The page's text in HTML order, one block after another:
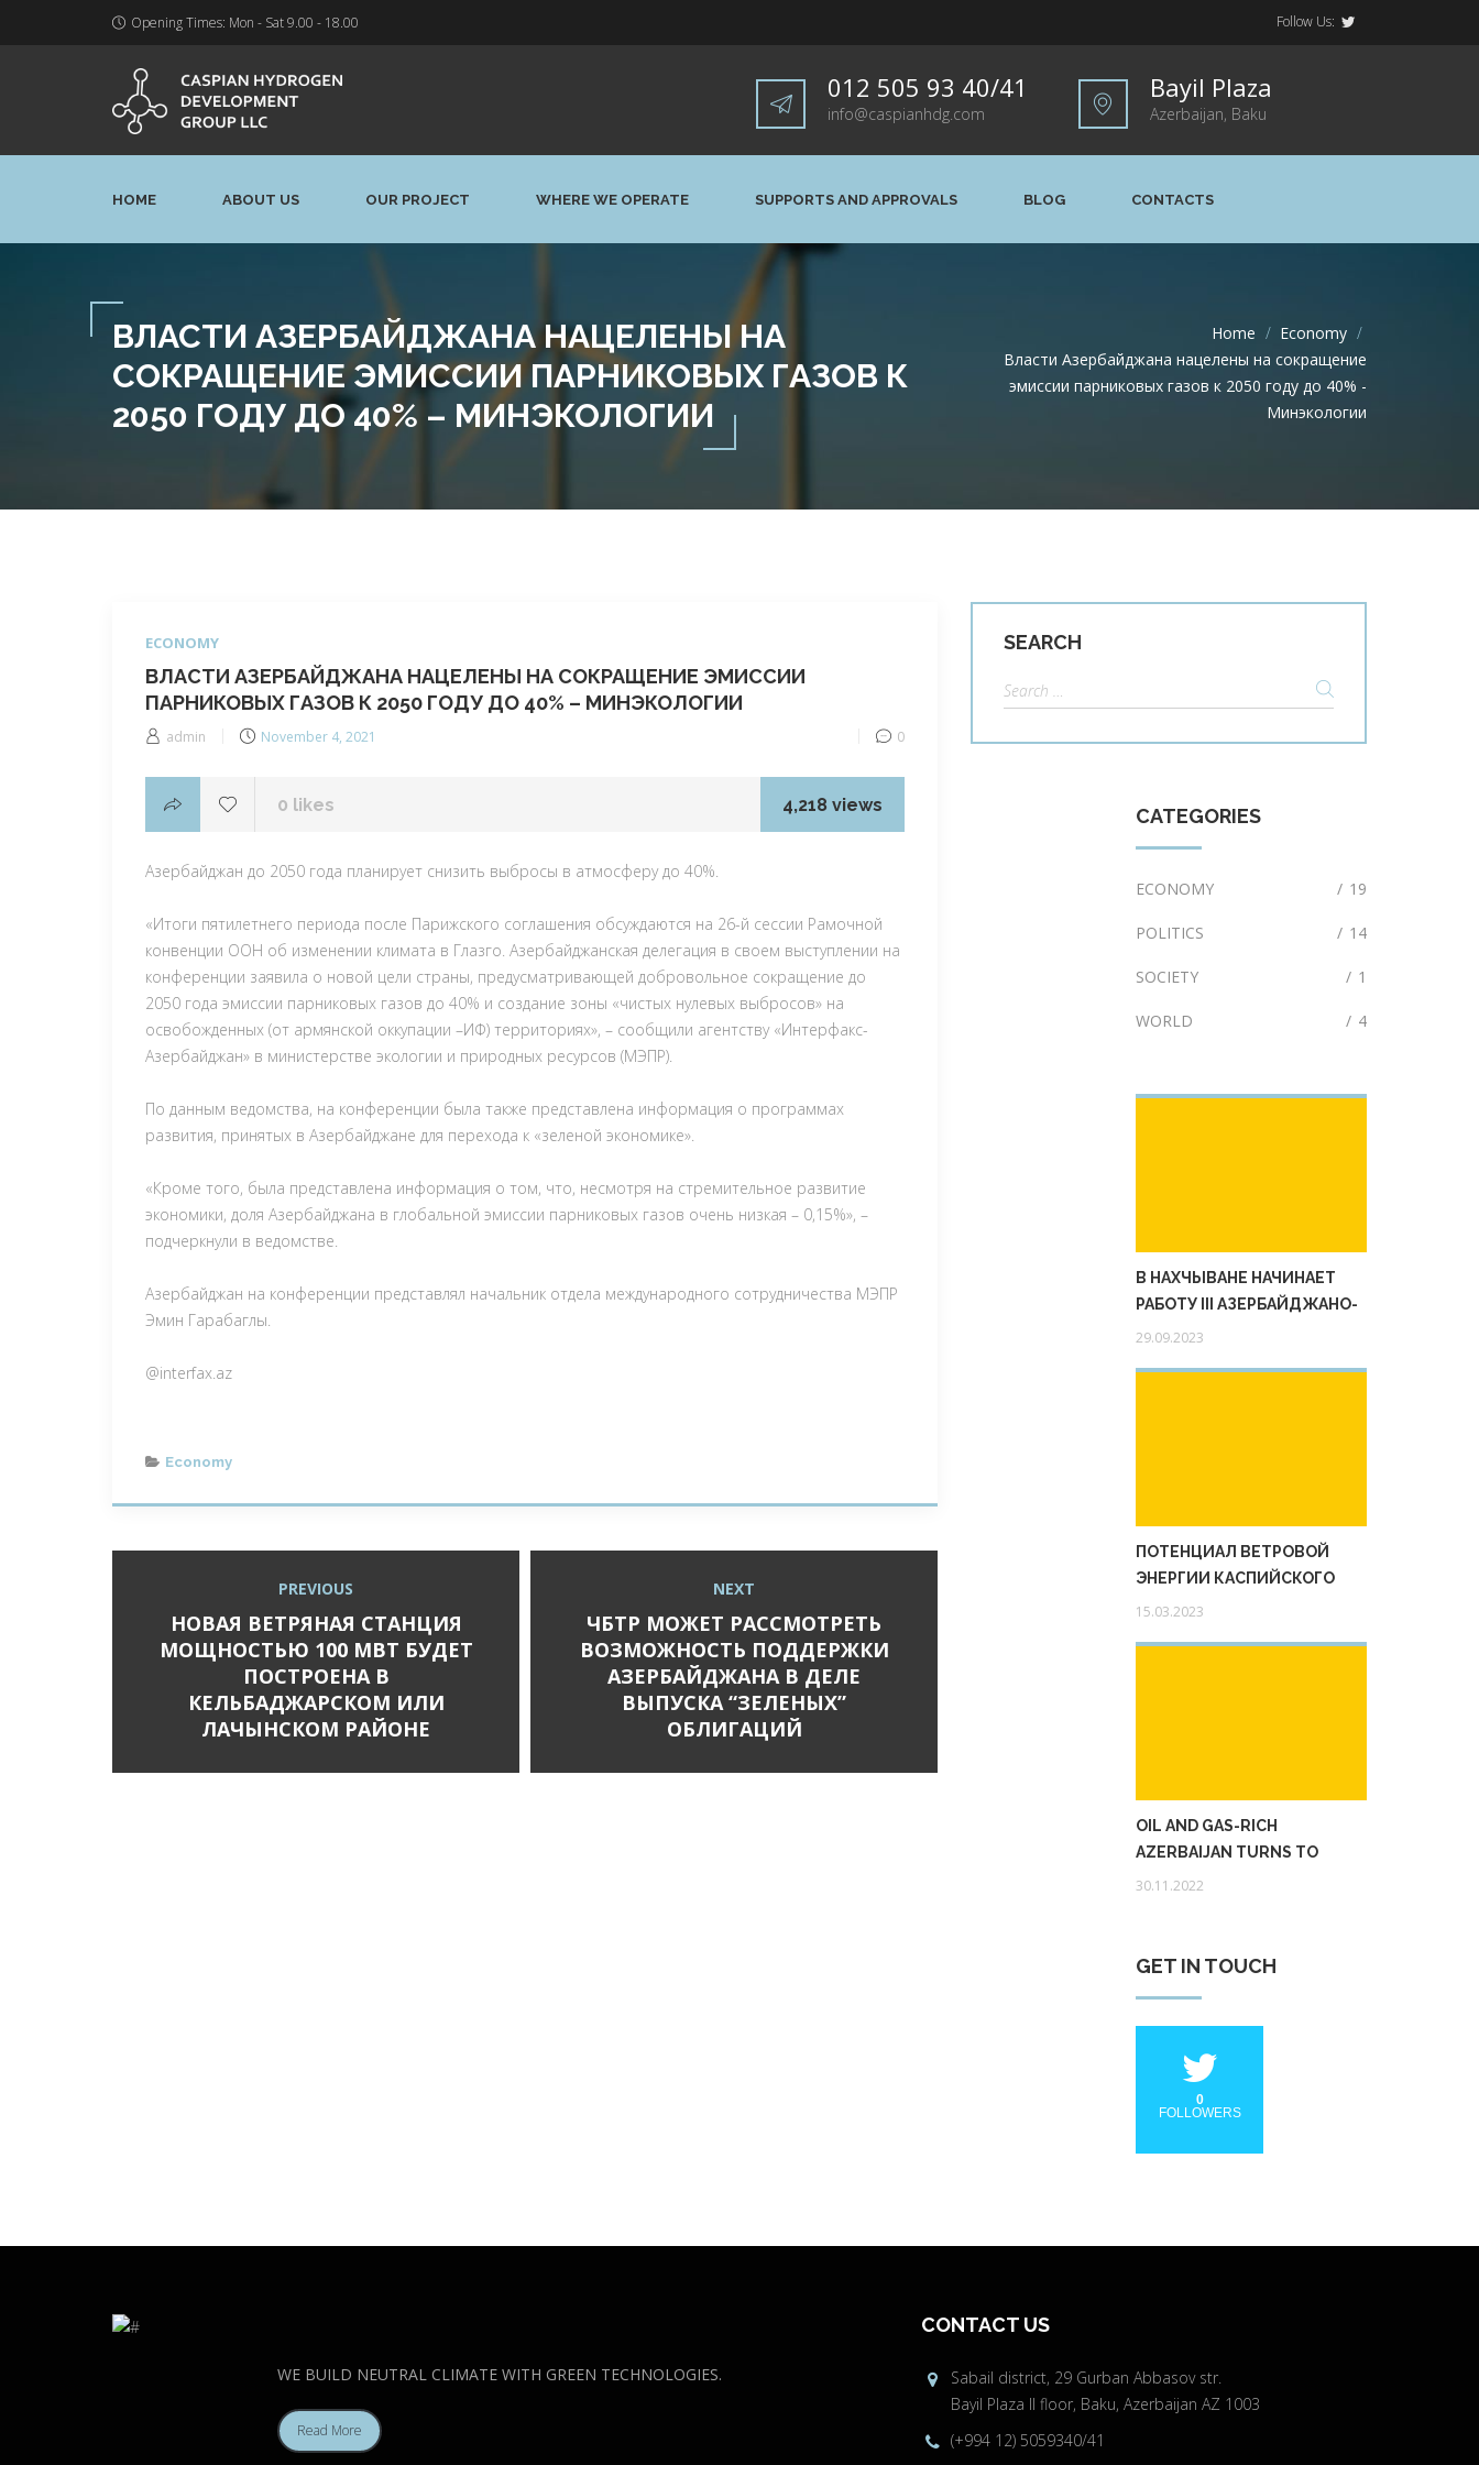
Opening Times: Mon - Sat 9.00 - 18.00 Follow Us:
012 505 93 40/41
info@caspianhdg.com
Bayil Plaza
Azerbaijan, Baku
HOME ABOUT US OUR PROJECT WHERE WE OPERATE SUPPORTS AND APPROVALS BLOG CONTACTS
ВЛАСТИ АЗЕРБАЙДЖАНА НАЦЕЛЕНЫ НА
СОКРАЩЕНИЕ ЭМИССИИ ПАРНИКОВЫХ ГАЗОВ К
2050 ГОДУ ДО 40% – МИНЭКОЛОГИИ
Home Economy
Власти Азербайджана нацелены на сокращение
эмиссии парниковых газов к 2050 году до 40% -
Минэкологии
ECONOMY
ВЛАСТИ АЗЕРБАЙДЖАНА НАЦЕЛЕНЫ НА СОКРАЩЕНИЕ ЭМИССИИ
ПАРНИКОВЫХ ГАЗОВ К 2050 ГОДУ ДО 40% – МИНЭКОЛОГИИ
admin
Posted
November 4, 2021 0
0 likes 4,218 views
Азербайджан до 2050 года планирует снизить выбросы в атмосферу до 40%.
«Итоги пятилетнего периода после Парижского соглашения обсуждаются на 26-й сессии Рамочной
конвенции ООН об изменении климата в Глазго. Азербайджанская делегация в своем выступлении на
конференции заявила о новой цели страны, предусматривающей добровольное сокращение до
2050 года эмиссии парниковых газов до 40% и создание зоны «чистых нулевых выбросов» на
освобожденных (от армянской оккупации –ИФ) территориях», – сообщили агентству «Интерфакс-
Азербайджан» в министерстве экологии и природных ресурсов (МЭПР).
По данным ведомства, на конференции была также представлена ​​информация о программах
развития, принятых в Азербайджане для перехода к «зеленой экономике».
«Кроме того, была представлена информация о том, что, несмотря на стремительное развитие
экономики, доля Азербайджана в глобальной эмиссии парниковых газов очень низкая – 0,15%», –
подчеркнули в ведомстве.
Азербайджан на конференции представлял начальник отдела международного сотрудничества МЭПР
Эмин Гарабаглы.
@interfax.az
Categories
Economy
navigation
post:
PREVIOUS
НОВАЯ ВЕТРЯНАЯ СТАНЦИЯ
МОЩНОСТЬЮ 100 МВТ БУДЕТ
ПОСТРОЕНА В
КЕЛЬБАДЖАРСКОМ ИЛИ
ЛАЧЫНСКОМ РАЙОНЕ
post:
NEXT
ЧБТР МОЖЕТ РАССМОТРЕТЬ
ВОЗМОЖНОСТЬ ПОДДЕРЖКИ
АЗЕРБАЙДЖАНА В ДЕЛЕ
ВЫПУСКА “ЗЕЛЕНЫХ”
ОБЛИГАЦИЙ
SEARCH
Search
for:
CATEGORIES
ECONOMY / 19
POLITICS / 14
SOCIETY / 1
WORLD / 4
В НАХЧЫВАНЕ НАЧИНАЕТ
РАБОТУ III АЗЕРБАЙДЖАНО-
ТУРЕЦКИЙ
29.09.2023
ПОТЕНЦИАЛ ВЕТРОВОЙ
ЭНЕРГИИ КАСПИЙСКОГО
МОРЯ СОСТАВЛЯЕТ 157
15.03.2023
OIL AND GAS-RICH
AZERBAIJAN TURNS TO
RENEWABLE ENERGY
30.11.2022
GET IN TOUCH
0
FOLLOWERS
WE BUILD NEUTRAL CLIMATE WITH GREEN TECHNOLOGIES.
Read More
CONTACT US
Sabail district, 29 Gurban Abbasov str.
Bayil Plaza II floor, Baku, Azerbaijan AZ 1003
(+994 12) 5059340/41